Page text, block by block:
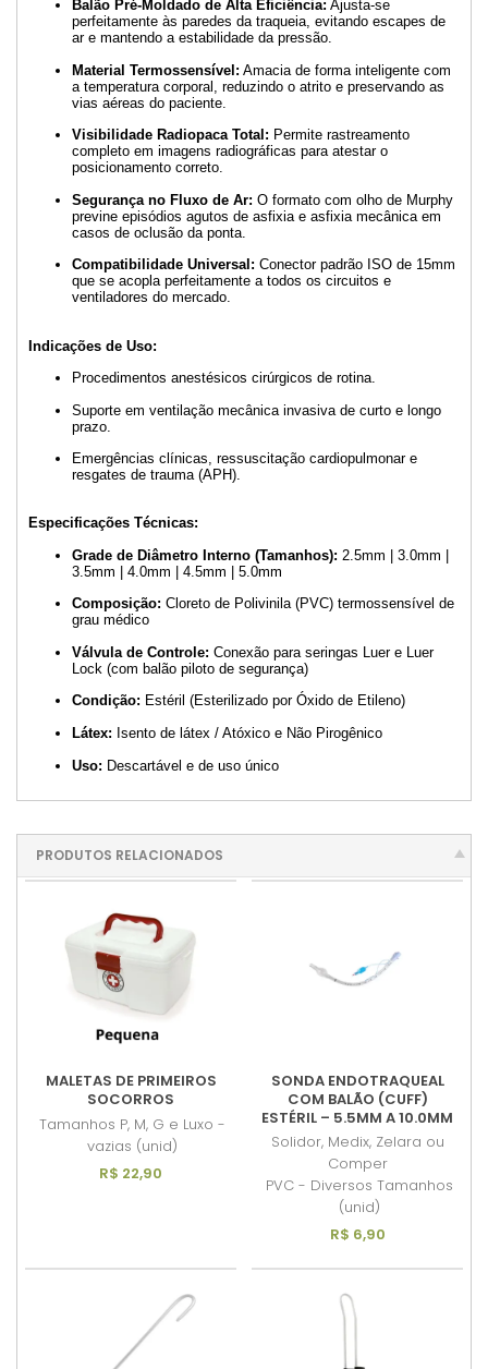
Balão Pré-Moldado de Alta Eficiência: Ajusta-se
perfeitamente às paredes da traqueia, evitando escapes de
ar e mantendo a estabilidade da pressão.
Material Termossensível: Amacia de forma inteligente com
a temperatura corporal, reduzindo o atrito e preservando as
vias aéreas do paciente.
Visibilidade Radiopaca Total: Permite rastreamento
completo em imagens radiográficas para atestar o
posicionamento correto.
Segurança no Fluxo de Ar: O formato com olho de Murphy
previne episódios agutos de asfixia e asfixia mecânica em
casos de oclusão da ponta.
Compatibilidade Universal: Conector padrão ISO de 15mm
que se acopla perfeitamente a todos os circuitos e
ventiladores do mercado.
Indicações de Uso:
Procedimentos anestésicos cirúrgicos de rotina.
Suporte em ventilação mecânica invasiva de curto e longo
prazo.
Emergências clínicas, ressuscitação cardiopulmonar e
resgates de trauma (APH).
Especificações Técnicas:
Grade de Diâmetro Interno (Tamanhos): 2.5mm | 3.0mm |
3.5mm | 4.0mm | 4.5mm | 5.0mm
Composição: Cloreto de Polivinila (PVC) termossensível de
grau médico
Válvula de Controle: Conexão para seringas Luer e Luer
Lock (com balão piloto de segurança)
Condição: Estéril (Esterilizado por Óxido de Etileno)
Látex: Isento de látex / Atóxico e Não Pirogênico
Uso: Descartável e de uso único
PRODUTOS RELACIONADOS
MALETAS DE PRIMEIROS
SOCORROS
Tamanhos P, M, G e Luxo -
vazias (unid)
R$ 22,90
SONDA ENDOTRAQUEAL
COM BALÃO (CUFF)
ESTÉRIL – 5.5MM A 10.0MM
Solidor, Medix, Zelara ou
Comper
PVC - Diversos Tamanhos
(unid)
R$ 6,90